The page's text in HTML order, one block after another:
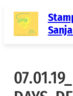
Inhalt
springen